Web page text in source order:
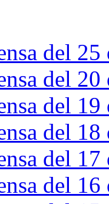
del
del
del
del
del
del